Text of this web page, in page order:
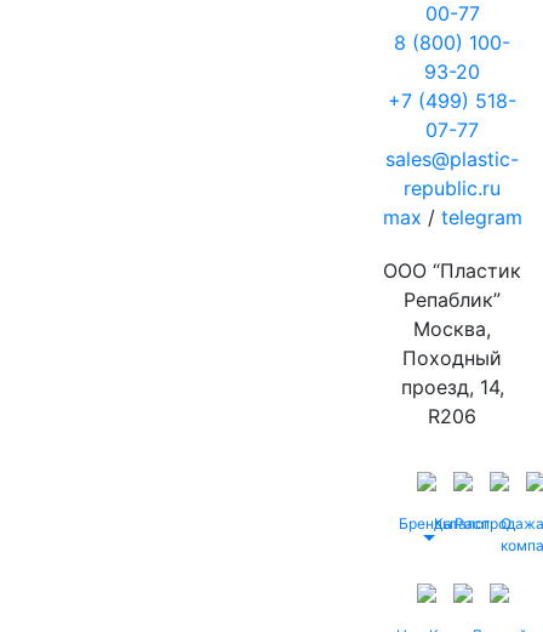
00-77
8 (800) 100-
93-20
+7 (499) 518-
07-77
sales@plastic-
republic.ru
max / telegram
ООО “Пластик
Репаблик”
Москва,
Походный
проезд, 14,
R206
БрендыКаталог
Распродажа
О